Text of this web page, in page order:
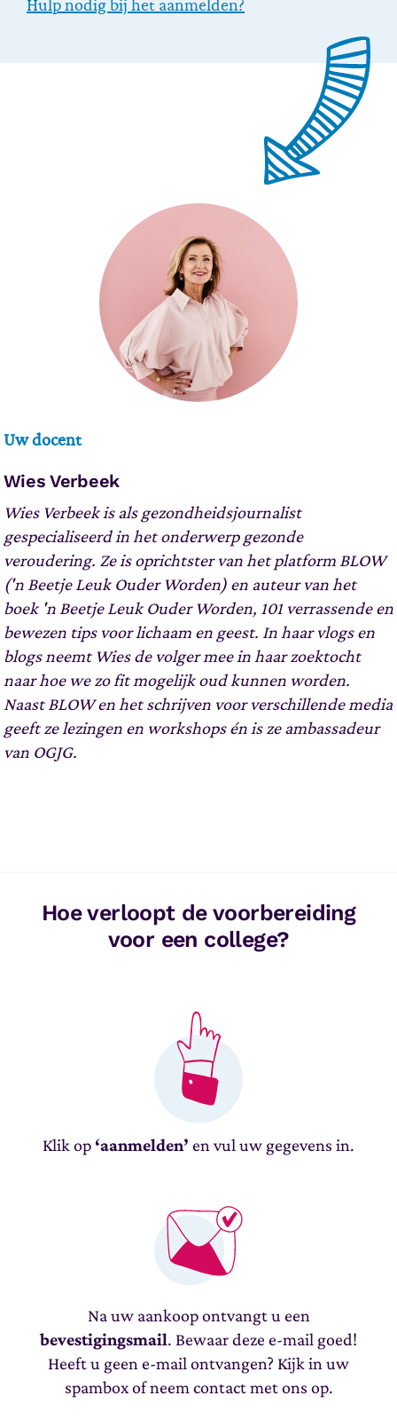
Hulp nodig bij het aanmelden?
Uw docent
Wies Verbeek
Wies Verbeek is als gezondheidsjournalist
gespecialiseerd in het onderwerp gezonde
veroudering. Ze is oprichtster van het platform BLOW
('n Beetje Leuk Ouder Worden) en auteur van het
boek 'n Beetje Leuk Ouder Worden, 101 verrassende en
bewezen tips voor lichaam en geest. In haar vlogs en
blogs neemt Wies de volger mee in haar zoektocht
naar hoe we zo fit mogelijk oud kunnen worden.
Naast BLOW en het schrijven voor verschillende media
geeft ze lezingen en workshops én is ze ambassadeur
van OGJG.
Hoe verloopt de voorbereiding
voor een college?
Klik op ‘aanmelden’ en vul uw gegevens in.
Na uw aankoop ontvangt u een
bevestigingsmail. Bewaar deze e-mail goed!
Heeft u geen e-mail ontvangen? Kijk in uw
spambox of neem contact met ons op.